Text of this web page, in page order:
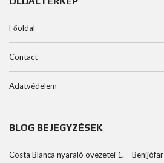
Főoldal
Contact
Adatvédelem
BLOG BEJEGYZÉSEK
Costa Blanca nyaraló övezetei 1. – Benijófar